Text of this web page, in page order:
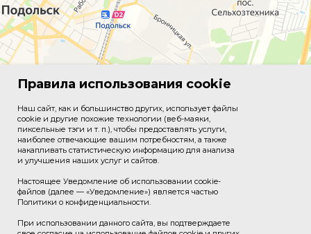
Правила использования cookie
Наш сайт, как и большинство других, использует файлы
cookie и другие похожие технологии (веб-маяки,
пиксельные тэги и т. п.), чтобы предоставлять услуги,
наиболее отвечающие вашим потребностям, а также
накапливать статистическую информацию для анализа
и улучшения наших услуг и сайтов.
Настоящее Уведомление об использовании cookie-
файлов (далее — «Уведомление») является частью
Политики о конфиденциальности.
При использовании данного сайта, вы подтверждаете